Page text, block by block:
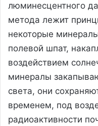
люминесцентного
метода лежит
некоторые
полевой шпат,
воздействием
минералы
света, они
временем, под
радиоактивности